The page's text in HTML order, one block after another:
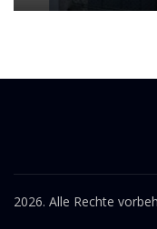
2026. Alle Rechte